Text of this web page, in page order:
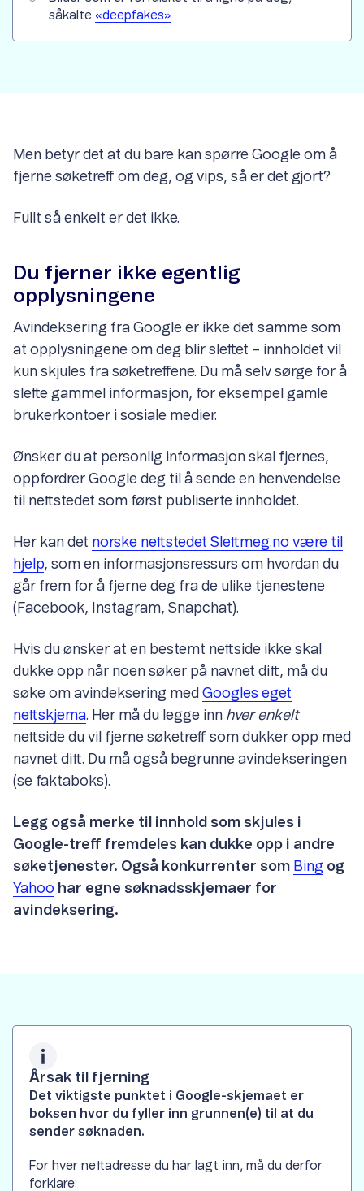
såkalte «deepfakes»
Men betyr det at du bare kan spørre Google om å
fjerne søketreff om deg, og vips, så er det gjort?
Fullt så enkelt er det ikke.
Du fjerner ikke egentlig
opplysningene
Avindeksering fra Google er ikke det samme som
at opplysningene om deg blir slettet – innholdet vil
kun skjules fra søketreffene. Du må selv sørge for å
slette gammel informasjon, for eksempel gamle
brukerkontoer i sosiale medier.
Ønsker du at personlig informasjon skal fjernes,
oppfordrer Google deg til å sende en henvendelse
til nettstedet som først publiserte innholdet.
Her kan det norske nettstedet Slettmeg.no være til
hjelp, som en informasjonsressurs om hvordan du
går frem for å fjerne deg fra de ulike tjenestene
(Facebook, Instagram, Snapchat).
Hvis du ønsker at en bestemt nettside ikke skal
dukke opp når noen søker på navnet ditt, må du
søke om avindeksering med Googles eget
nettskjema. Her må du legge inn hver enkelt
nettside du vil fjerne søketreff som dukker opp med
navnet ditt. Du må også begrunne avindekseringen
(se faktaboks).
Legg også merke til innhold som skjules i
Google-treff fremdeles kan dukke opp i andre
søketjenester. Også konkurrenter som Bing og
Yahoo har egne søknadsskjemaer for
avindeksering.
Årsak til fjerning
Det viktigste punktet i Google-skjemaet er
boksen hvor du fyller inn grunnen(e) til at du
sender søknaden.
For hver nettadresse du har lagt inn, må du derfor
forklare: